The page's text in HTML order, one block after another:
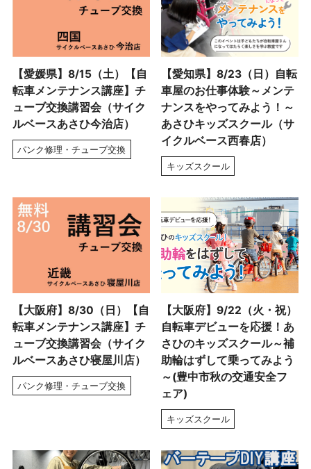
【愛媛県】8/15（土）【自
転車メンテナンス講座】チ
ューブ交換講習会（サイク
ルベースあさひ今治店）
パンク修理・チューブ交換
【愛知県】8/23（日）自転
車屋のお仕事体験～メンテ
ナンスをやってみよう！～
あさひキッズスクール（サ
イクルベース西春店）
キッズスクール
【大阪府】8/30（日）【自
転車メンテナンス講座】チ
ューブ交換講習会（サイク
ルベースあさひ寝屋川店）
パンク修理・チューブ交換
【大阪府】9/22（火・祝）
自転車デビューを応援！あ
さひのキッズスクール～補
助輪はずして乗ってみよう
～(豊中市秋の交通安全フ
ェア)
キッズスクール